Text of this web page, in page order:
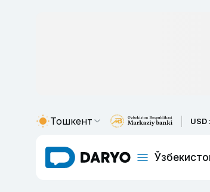
Тошкент USD :